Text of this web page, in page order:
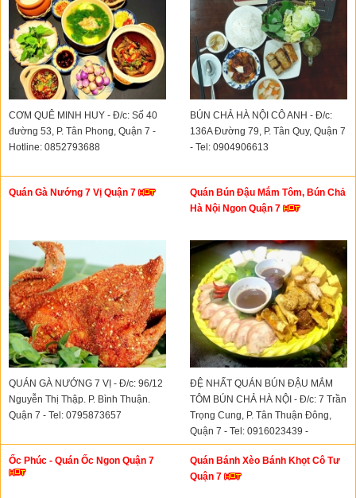
CƠM QUÊ MINH HUY - Đ/c: Số 40
đường 53, P. Tân Phong, Quận 7 -
Hotline: 0852793688
BÚN CHẢ HÀ NỘI CÔ ANH - Đ/c:
136A Đường 79, P. Tân Quy, Quận 7
- Tel: 0904906613
Quán Gà Nướng 7 Vị Quận 7
QUÁN GÀ NƯỚNG 7 VỊ - Đ/c: 96/12
Nguyễn Thị Thập. P. Bình Thuận.
Quận 7 - Tel: 0795873657
Quán Bún Đậu Mắm Tôm, Bún Chả
Hà Nội Ngon Quận 7
ĐỆ NHẤT QUÁN BÚN ĐẬU MẮM
TÔM BÚN CHẢ HÀ NỘI - Đ/c: 7 Trần
Trọng Cung, P. Tân Thuận Đông,
Quận 7 - Tel: 0916023439 -
0346852218
Ốc Phúc - Quán Ốc Ngon Quận 7
Quán Bánh Xèo Bánh Khọt Cô Tư
Quận 7